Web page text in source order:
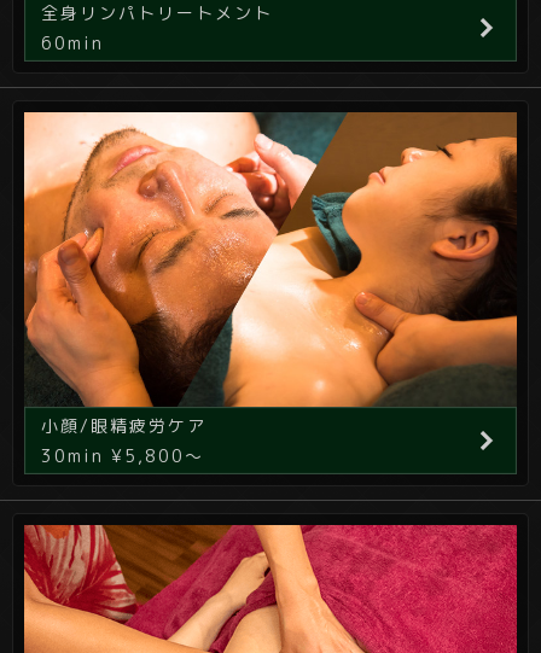
全身リンパトリートメント
60min
小顔/眼精疲労ケア
30min ¥5,800～